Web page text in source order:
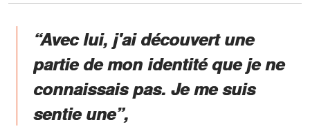
“Avec lui, j'ai découvert une
partie de mon identité que je ne
connaissais pas. Je me suis
sentie une”,